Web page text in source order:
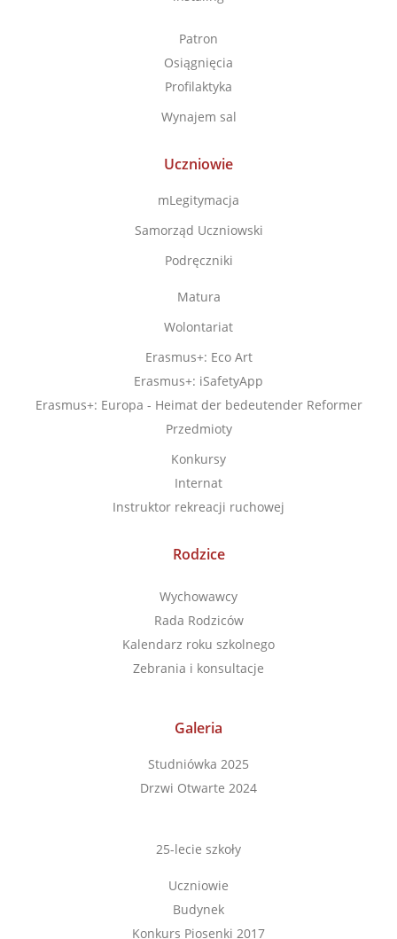
Patron
Osiągnięcia
Profilaktyka
Wynajem sal
Uczniowie
mLegitymacja
Samorząd Uczniowski
Podręczniki
Matura
Wolontariat
Erasmus+: Eco Art
Erasmus+: iSafetyApp
Erasmus+: Europa - Heimat der bedeutender Reformer
Przedmioty
Konkursy
Internat
Instruktor rekreacji ruchowej
Rodzice
Wychowawcy
Rada Rodziców
Kalendarz roku szkolnego
Zebrania i konsultacje
Galeria
Studniówka 2025
Drzwi Otwarte 2024
25-lecie szkoły
Uczniowie
Budynek
Konkurs Piosenki 2017